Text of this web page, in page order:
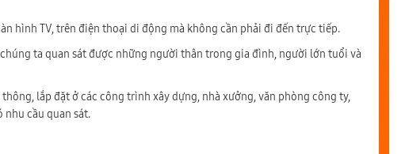
hình TV, trên điện thoại di động mà không cần phải đi đến trực tiếp.
ta quan sát được những người thân trong gia đình, người lớn tuổi và
lắp đặt ở các công trình xây dựng, nhà xưởng, văn phòng công ty,
nhu cầu quan sát.